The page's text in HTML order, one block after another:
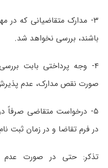
۳- مدارک متقاضیانی که در
باشند، بررسی نخواهد شد.
۴- وجه پرداختی بابت
صورت نقص مدارک، عدم
۵- درخواست متقاضی صرفاً
در فرم تقاضا و در زمان ثبت
تذکر: حتی در صورت